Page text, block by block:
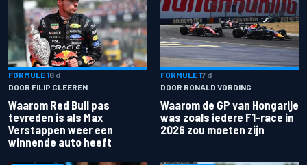
FORMULE 16 d
DOOR FILIP CLEEREN
Waarom Red Bull pas
tevreden is als Max
Verstappen weer een
winnende auto heeft
FORMULE 17 d
DOOR RONALD VORDING
Waarom de GP van Hongarije
was zoals iedere F1-race in
2026 zou moeten zijn